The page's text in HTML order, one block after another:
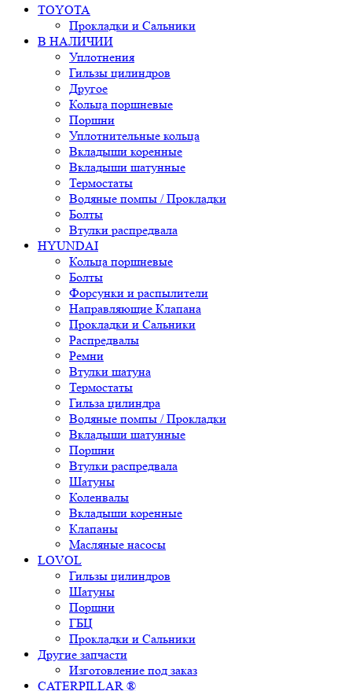
TOYOTA
Прокладки и Сальники
В НАЛИЧИИ
Уплотнения
Гильзы цилиндров
Другое
Кольца поршневые
Поршни
Уплотнительные кольца
Вкладыши коренные
Вкладыши шатунные
Термостаты
Водяные помпы / Прокладки
Болты
Втулки распредвала
HYUNDAI
Кольца поршневые
Болты
Форсунки и распылители
Направляющие Клапана
Прокладки и Сальники
Распредвалы
Ремни
Втулки шатуна
Термостаты
Гильза цилиндра
Водяные помпы / Прокладки
Вкладыши шатунные
Поршни
Втулки распредвала
Шатуны
Коленвалы
Вкладыши коренные
Клапаны
Масляные насосы
LOVOL
Гильзы цилиндров
Шатуны
Поршни
ГБЦ
Прокладки и Сальники
Другие запчасти
Изготовление под заказ
CATERPILLAR ®